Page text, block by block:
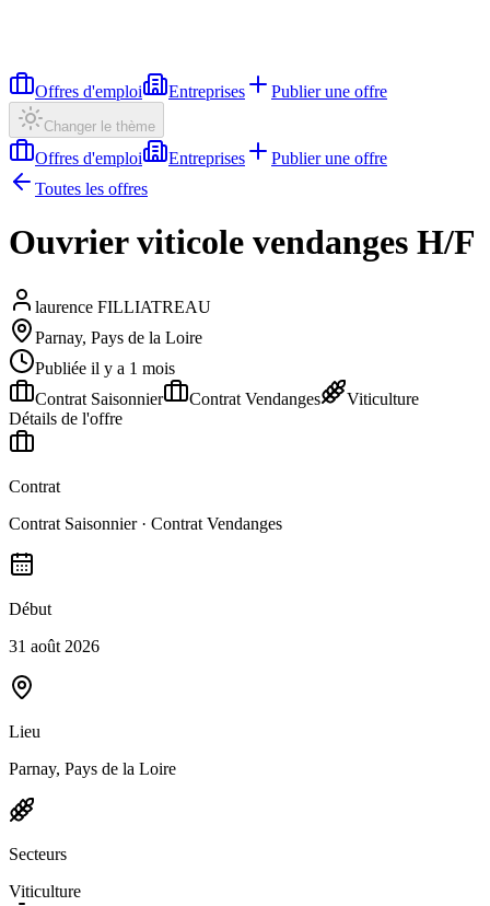
Offres d'emploi Entreprises Publier une offre
Changer le thème
Offres d'emploi Entreprises
Publier une offre
Toutes les offres
Ouvrier viticole vendanges H/F
laurence FILLIATREAU
Parnay, Pays de la Loire
Publiée il y a 1 mois
Contrat Saisonnier
Contrat Vendanges
Viticulture
Détails de l'offre
Contrat
Contrat Saisonnier · Contrat Vendanges
Début
31 août 2026
Lieu
Parnay, Pays de la Loire
Secteurs
Viticulture